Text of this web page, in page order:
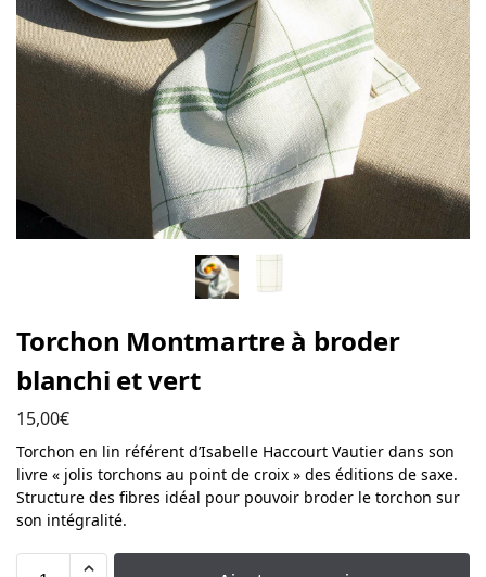
Torchon Montmartre à broder
blanchi et vert
15,00€
Torchon en lin référent d’Isabelle Haccourt Vautier dans son
livre « jolis torchons au point de croix » des éditions de saxe.
Structure des fibres idéal pour pouvoir broder le torchon sur
son intégralité.